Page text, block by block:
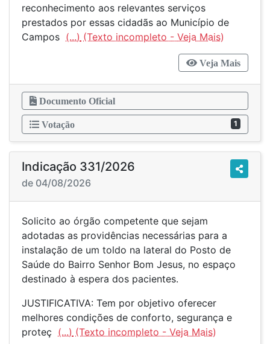
reconhecimento aos relevantes serviços
prestados por essas cidadãs ao Município de
Campos (...)
Veja Mais
Documento Oficial
Votação 1
Indicação 331/2026
de 04/08/2026
Solicito ao órgão competente que sejam
adotadas as providências necessárias para a
instalação de um toldo na lateral do Posto de
Saúde do Bairro Senhor Bom Jesus, no espaço
destinado à espera dos pacientes.
JUSTIFICATIVA: Tem por objetivo oferecer
melhores condições de conforto, segurança e
proteç (...)